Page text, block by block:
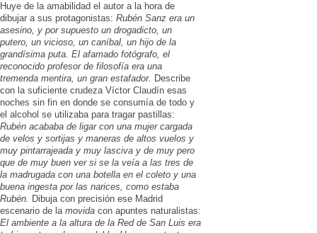
Huye de la amabilidad el autor a la hora de
dibujar a sus protagonistas: Rubén Sanz era un
asesino, y por supuesto un drogadicto, un
putero, un vicioso, un caníbal, un hijo de la
grandísima puta. El afamado fotógrafo, el
reconocido profesor de filosofía era una
tremenda mentira, un gran estafador. Describe
con la suficiente crudeza Víctor Claudín esas
noches sin fin en donde se consumía de todo y
el alcohol se utilizaba para tragar pastillas:
Rubén acababa de ligar con una mujer cargada
de velos y sortijas y maneras de altos vuelos y
muy pintarrajeada y muy lasciva y de muy pero
que de muy buen ver si se la veía a las tres de
la madrugada con una botella en el coleto y una
buena ingesta por las narices, como estaba
Rubén. Dibuja con precisión ese Madrid
escenario de la movida con apuntes naturalistas:
El ambiente a la altura de la Red de San Luis era